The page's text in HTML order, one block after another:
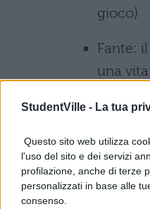
StudentVille - La tua
Questo sito web utilizza
l'uso del sito e dei servizi
profilazione, anche di terze
personalizzati in base alle
consenso.
gioco)
Fante:
una
dando
Re: il